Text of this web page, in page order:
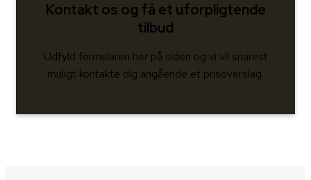
Kontakt os og få et uforpligtende
tilbud
Udfyld formularen her på siden og vi vil snarest
muligt kontakte dig angående et prisoverslag.